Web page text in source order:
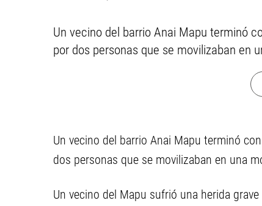
Un vecino del barrio Anai Mapu terminó
por dos personas que se movilizaban en
Un vecino del barrio Anai Mapu terminó
dos personas que se movilizaban en una
Un vecino del Mapu sufrió una herida